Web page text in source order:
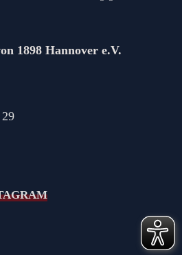
1898 Hannover e.V.